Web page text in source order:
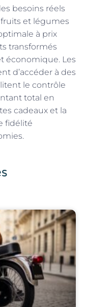
besoins réels
et légumes
à prix
transformés
économique. Les
d’accéder à des
le contrôle
total en
cadeaux et la
fidélité